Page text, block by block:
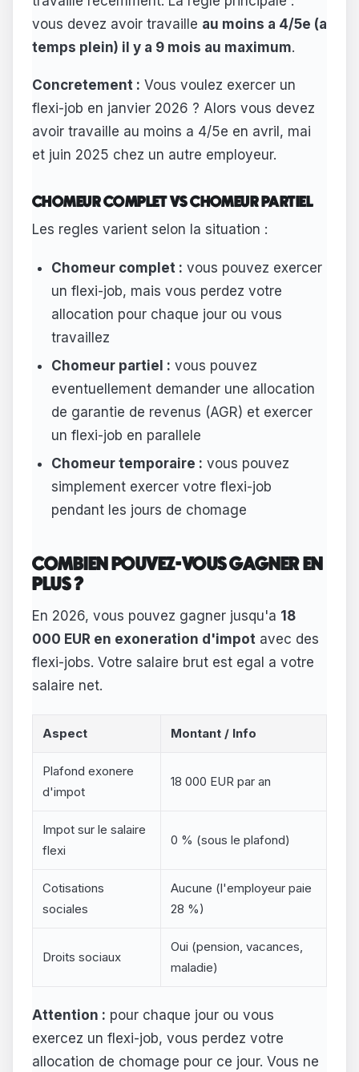
vous devez avoir travaille au moins a 4/5e (a
temps plein) il y a 9 mois au maximum.
Concretement : Vous voulez exercer un
flexi-job en janvier 2026 ? Alors vous devez
avoir travaille au moins a 4/5e en avril, mai
et juin 2025 chez un autre employeur.
CHOMEUR COMPLET VS CHOMEUR PARTIEL
Les regles varient selon la situation :
Chomeur complet : vous pouvez exercer
un flexi-job, mais vous perdez votre
allocation pour chaque jour ou vous
travaillez
Chomeur partiel : vous pouvez
eventuellement demander une allocation
de garantie de revenus (AGR) et exercer
un flexi-job en parallele
Chomeur temporaire : vous pouvez
simplement exercer votre flexi-job
pendant les jours de chomage
COMBIEN POUVEZ-VOUS GAGNER EN
PLUS ?
En 2026, vous pouvez gagner jusqu'a 18
000 EUR en exoneration d'impot avec des
flexi-jobs. Votre salaire brut est egal a votre
salaire net.
Aspect Montant / Info
Plafond exonere
d'impot
18 000 EUR par an
Impot sur le salaire
flexi
0 % (sous le plafond)
Cotisations
sociales
Aucune (l'employeur paie
28 %)
Droits sociaux
Oui (pension, vacances,
maladie)
Attention : pour chaque jour ou vous
exercez un flexi-job, vous perdez votre
allocation de chomage pour ce jour. Vous ne